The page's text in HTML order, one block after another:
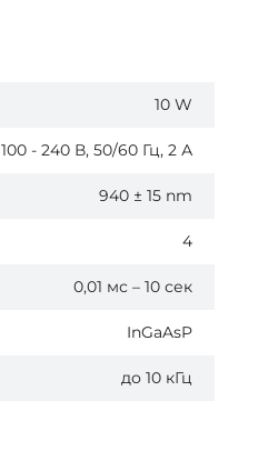
10 W
100 - 240 В, 50/60 Гц, 2 А
940 ± 15 nm
4
0,01 мс – 10 сек
InGaAsP
до 10 кГц